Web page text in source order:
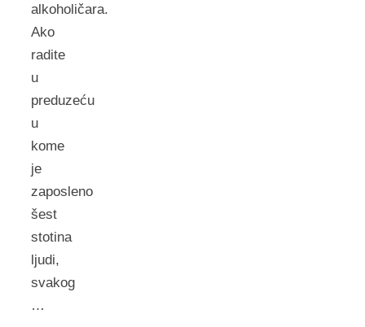
alkoholičara.
Ako
radite
u
preduzeću
u
kome
je
zaposleno
šest
stotina
ljudi,
svakog
…